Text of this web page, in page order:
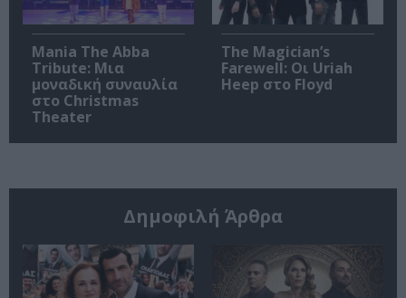
Mania The Abba
Tribute: Μια
μοναδική συναυλία
στο Christmas
Theater
The Magician’s
Farewell: Οι Uriah
Heep στο Floyd
Δημοφιλή Άρθρα